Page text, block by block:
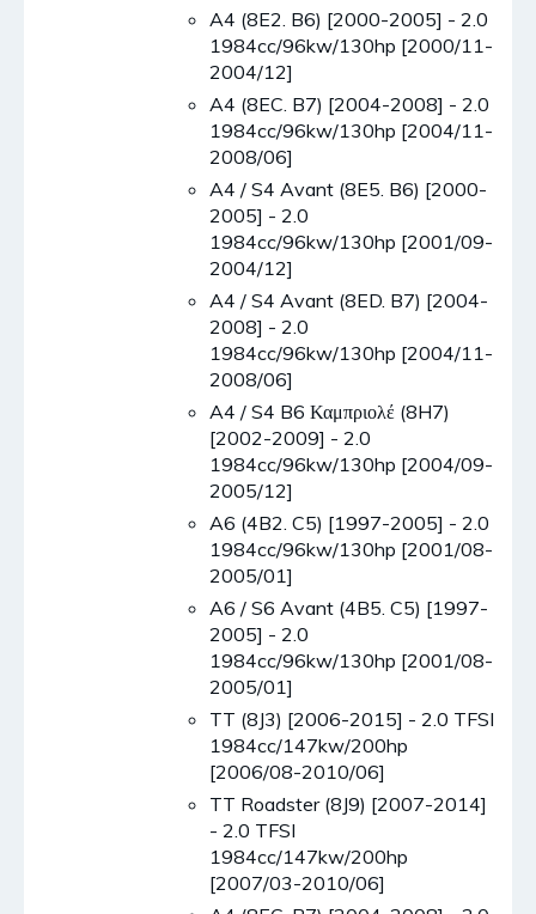
A4 (8E2. B6) [2000-2005] - 2.0
1984cc/96kw/130hp [2000/11-
2004/12]
A4 (8EC. B7) [2004-2008] - 2.0
1984cc/96kw/130hp [2004/11-
2008/06]
A4 / S4 Avant (8E5. B6) [2000-
2005] - 2.0
1984cc/96kw/130hp [2001/09-
2004/12]
A4 / S4 Avant (8ED. B7) [2004-
2008] - 2.0
1984cc/96kw/130hp [2004/11-
2008/06]
A4 / S4 B6 Καμπριολέ (8H7)
[2002-2009] - 2.0
1984cc/96kw/130hp [2004/09-
2005/12]
A6 (4B2. C5) [1997-2005] - 2.0
1984cc/96kw/130hp [2001/08-
2005/01]
A6 / S6 Avant (4B5. C5) [1997-
2005] - 2.0
1984cc/96kw/130hp [2001/08-
2005/01]
TT (8J3) [2006-2015] - 2.0 TFSI
1984cc/147kw/200hp
[2006/08-2010/06]
TT Roadster (8J9) [2007-2014]
- 2.0 TFSI
1984cc/147kw/200hp
[2007/03-2010/06]